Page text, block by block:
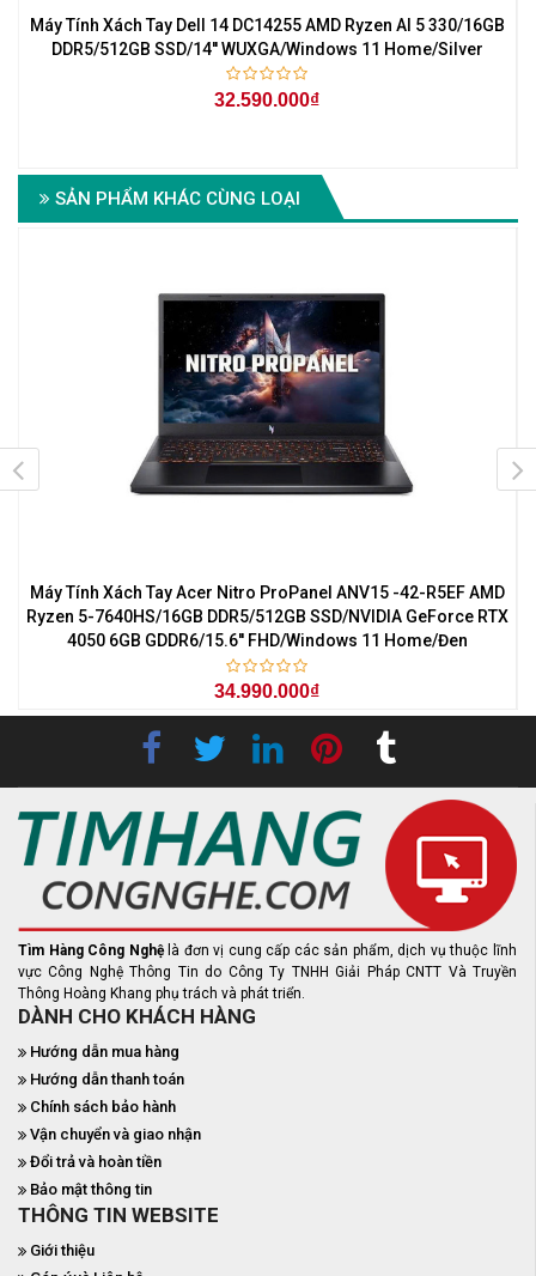
Máy Tính Xách Tay Dell 14 DC14255 AMD Ryzen AI 5 330/16GB
DDR5/512GB SSD/14'' WUXGA/Windows 11 Home/Silver
32.590.000₫
SẢN PHẨM KHÁC CÙNG LOẠI
Máy Tính Xách Tay Acer Nitro ProPanel ANV15 -42-R5EF AMD
Ryzen 5-7640HS/16GB DDR5/512GB SSD/NVIDIA GeForce RTX
4050 6GB GDDR6/15.6'' FHD/Windows 11 Home/Đen
34.990.000₫
Tìm Hàng Công Nghệ là đơn vị cung cấp các sản phẩm, dịch vụ thuộc lĩnh
vực Công Nghệ Thông Tin do Công Ty TNHH Giải Pháp CNTT Và Truyền
Thông Hoàng Khang phụ trách và phát triển.
DÀNH CHO KHÁCH HÀNG
Hướng dẫn mua hàng
Hướng dẫn thanh toán
Chính sách bảo hành
Vận chuyển và giao nhận
Đổi trả và hoàn tiền
Bảo mật thông tin
THÔNG TIN WEBSITE
Giới thiệu